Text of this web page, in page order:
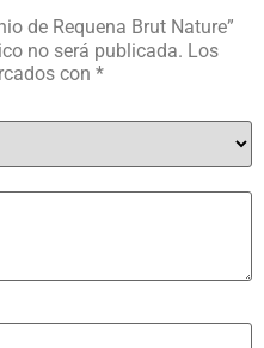
de Requena Brut Nature”
no será publicada. Los
con *